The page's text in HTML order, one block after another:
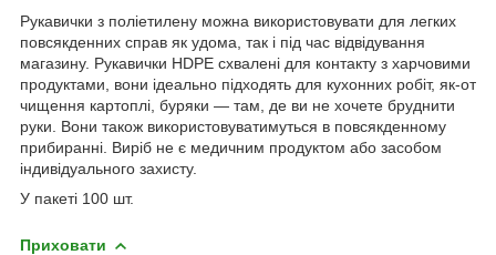
Рукавички з поліетилену можна використовувати для легких
повсякденних справ як удома, так і під час відвідування
магазину. Рукавички HDPE схвалені для контакту з харчовими
продуктами, вони ідеально підходять для кухонних робіт, як-от
чищення картоплі, буряки — там, де ви не хочете бруднити
руки. Вони також використовуватимуться в повсякденному
прибиранні. Виріб не є медичним продуктом або засобом
індивідуального захисту.
У пакеті 100 шт.
Приховати